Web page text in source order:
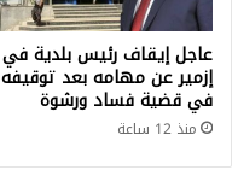
عاجل إيقاف رئيس بلدية في
إزمير عن مهامه بعد توقيفه
في قضية فساد ورشوة
منذ 12 ساعة